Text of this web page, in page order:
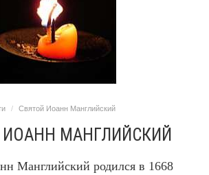
Святой Иоанн Манглийский
ИОАНН МАНГЛИЙСКИЙ
Манглийский родился в 1668